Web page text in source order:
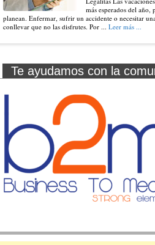
más esperados del año,
planean. Enfermar, sufrir un accidente o necesitar
conllevar que no las disfrutes. Por ... Leer más ...
Te ayudamos con la